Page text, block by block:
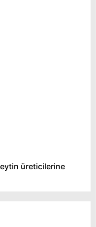
üreticilerine